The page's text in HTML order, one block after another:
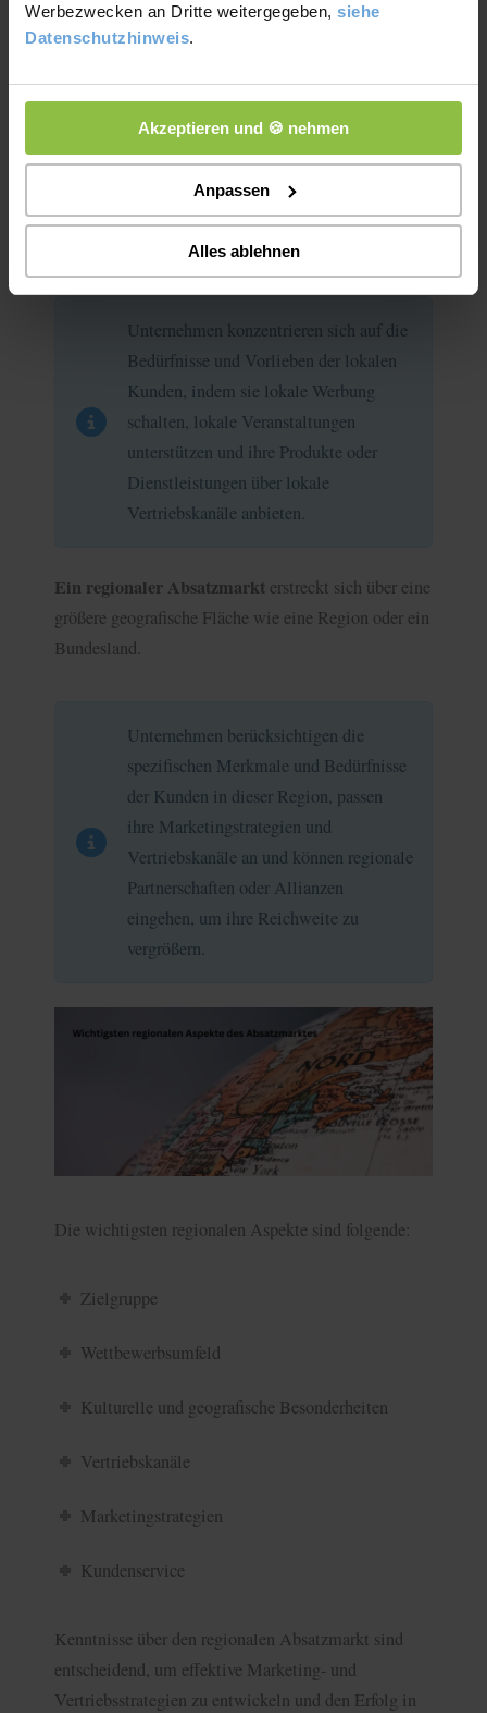
Werbezwecken an Dritte weitergegeben, siehe
Datenschutzhinweis.
Akzeptieren und 🍪 nehmen
Anpassen
Alles ablehnen
Ein lokaler Absatzmarktbezieht sich auf einen
begrenzten geografischen Bereich wie eine Stadt oder
Unternehmen konzentrieren sich auf die
Bedürfnisse und Vorlieben der lokalen
Kunden, indem sie lokale Werbung
schalten, lokale Veranstaltungen
unterstützen und ihre Produkte oder
Dienstleistungen über lokale
Vertriebskanäle anbieten.
Ein regionaler Absatzmarkt erstreckt sich über eine
größere geografische Fläche wie eine Region oder ein
Bundesland.
Unternehmen berücksichtigen die
spezifischen Merkmale und Bedürfnisse
der Kunden in dieser Region, passen
ihre Marketingstrategien und
Vertriebskanäle an und können regionale
Partnerschaften oder Allianzen
eingehen, um ihre Reichweite zu
vergrößern.
Die wichtigsten regionalen Aspekte sind folgende:
Zielgruppe
Wettbewerbsumfeld
Kulturelle und geografische Besonderheiten
Vertriebskanäle
Marketingstrategien
Kundenservice
Kenntnisse über den regionalen Absatzmarkt sind
entscheidend, um effektive Marketing- und
Vertriebsstrategien zu entwickeln und den Erfolg in